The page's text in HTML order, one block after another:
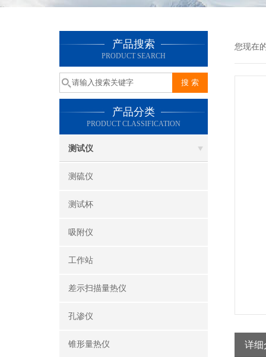
产品搜索
PRODUCT SEARCH
产品分类
PRODUCT CLASSIFICATION
测试仪
测硫仪
测试杯
吸附仪
工作站
差示扫描量热仪
孔渗仪
锥形量热仪
您现在
详细